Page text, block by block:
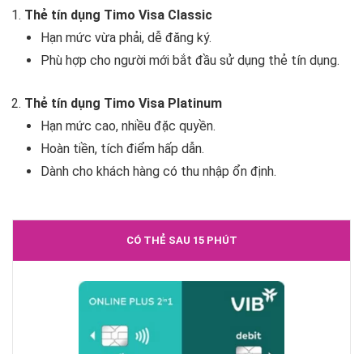
Thẻ tín dụng Timo Visa Classic
Hạn mức vừa phải, dễ đăng ký.
Phù hợp cho người mới bắt đầu sử dụng thẻ tín dụng.
Thẻ tín dụng Timo Visa Platinum
Hạn mức cao, nhiều đặc quyền.
Hoàn tiền, tích điểm hấp dẫn.
Dành cho khách hàng có thu nhập ổn định.
CÓ THẺ SAU 15 PHÚT